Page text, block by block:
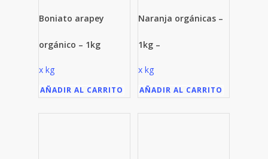
Boniato arapey
orgánico – 1kg
x kg
AÑADIR AL CARRITO
Naranja orgánicas –
1kg –
x kg
AÑADIR AL CARRITO